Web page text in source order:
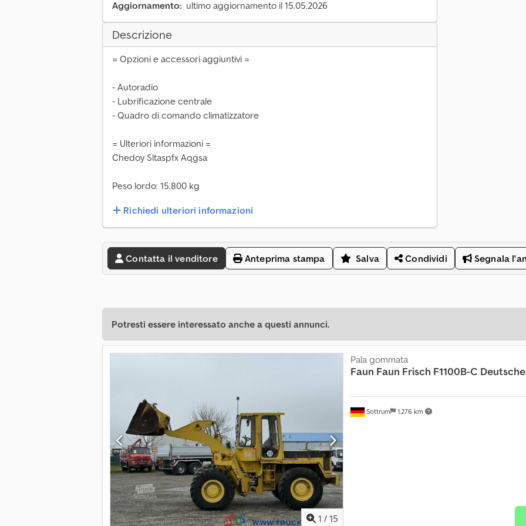
Aggiornamento: ultimo aggiornamento il 15.05.2026
Descrizione
= Opzioni e accessori aggiuntivi =
- Autoradio
- Lubrificazione centrale
- Quadro di comando climatizzatore
= Ulteriori informazioni =
Chedoy Sltaspfx Aqgsa
Peso lordo: 15.800 kg
Richiedi ulteriori informazioni
Contatta il venditore Anteprima stampa Salva Condividi Segnala
Potresti essere interessato anche a questi annunci.
1 / 15
Sottrum 1.276 km
Pala gommata
Faun Faun Frisch F1100B-C